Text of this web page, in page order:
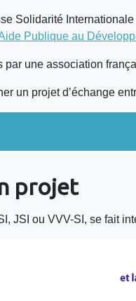
Solidarité
Publique au
par une association
un projet d’échange
projet
JSI ou VVV-SI, se fait